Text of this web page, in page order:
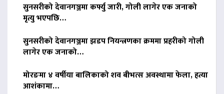
सुनसरीको देवानगञ्जमा कर्फ्यु जारी, गोली लागेर एक जनाको
मृत्यु भएपछि…
सुनसरीको देवानगञ्जमा झडप नियन्त्रणका क्रममा प्रहरीको गोली
लागेर एक जनाको…
मोरङमा ४ वर्षीया बालिकाको शव बीभत्स अवस्थामा फेला, हत्या
आशंकामा…